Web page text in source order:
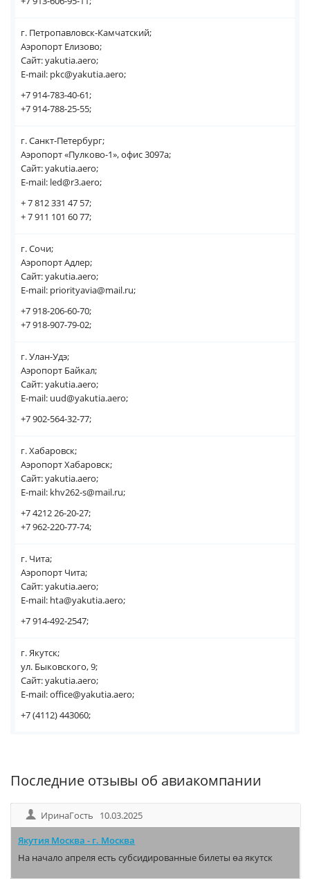
г. Петропавловск-Камчатский;
Аэропорт Елизово;
Сайт: yakutia.aero;
E-mail: pkc@yakutia.aero;
+7 914-783-40-61;
+7 914-788-25-55;
г. Санкт-Петербург;
Аэропорт «Пулково-1», офис 3097а;
Сайт: yakutia.aero;
E-mail: led@r3.aero;
+ 7 812 331 47 57;
+ 7 911 101 60 77;
г. Сочи;
Аэропорт Адлер;
Сайт: yakutia.aero;
E-mail: priorityavia@mail.ru;
+7 918-206-60-70;
+7 918-907-79-02;
г. Улан-Удэ;
Аэропорт Байкал;
Сайт: yakutia.aero;
E-mail: uud@yakutia.aero;
+7 902-564-32-77;
г. Хабаровск;
Аэропорт Хабаровск;
Сайт: yakutia.aero;
E-mail: khv262-s@mail.ru;
+7 4212 26-20-27;
+7 962-220-77-74;
г. Чита;
Аэропорт Чита;
Сайт: yakutia.aero;
E-mail: hta@yakutia.aero;
+7 914-492-2547;
г. Якутск;
ул. Быковского, 9;
Сайт: yakutia.aero;
E-mail: office@yakutia.aero;
+7 (4112) 443060;
Последние отзывы об авиакомпании
ИринаГость 10.03.2025
Якутия Москва - г. Москва
На начало апреля есть субсидированные билеты өа якутск